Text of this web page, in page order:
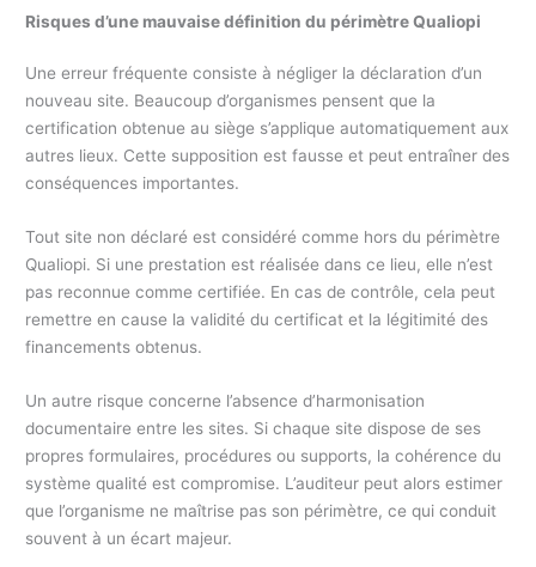
Risques d’une mauvaise définition du périmètre Qualiopi
Une erreur fréquente consiste à négliger la déclaration d’un
nouveau site. Beaucoup d’organismes pensent que la
certification obtenue au siège s’applique automatiquement aux
autres lieux. Cette supposition est fausse et peut entraîner des
conséquences importantes.
Tout site non déclaré est considéré comme hors du périmètre
Qualiopi. Si une prestation est réalisée dans ce lieu, elle n’est
pas reconnue comme certifiée. En cas de contrôle, cela peut
remettre en cause la validité du certificat et la légitimité des
financements obtenus.
Un autre risque concerne l’absence d’harmonisation
documentaire entre les sites. Si chaque site dispose de ses
propres formulaires, procédures ou supports, la cohérence du
système qualité est compromise. L’auditeur peut alors estimer
que l’organisme ne maîtrise pas son périmètre, ce qui conduit
souvent à un écart majeur.